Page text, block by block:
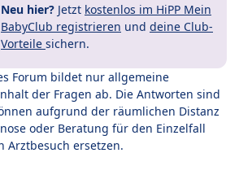
Neu hier? Jetzt kostenlos im HiPP Mein
BabyClub registrieren und deine Club-
Vorteile sichern.
Forum bildet nur allgemeine
der Fragen ab. Die Antworten sind
aufgrund der räumlichen Distanz
oder Beratung für den Einzelfall
Arztbesuch ersetzen.